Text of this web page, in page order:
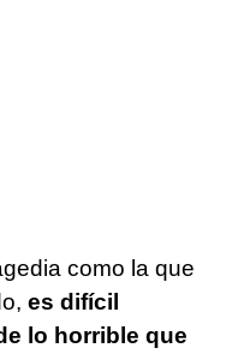
como la que
es difícil
lo horrible que